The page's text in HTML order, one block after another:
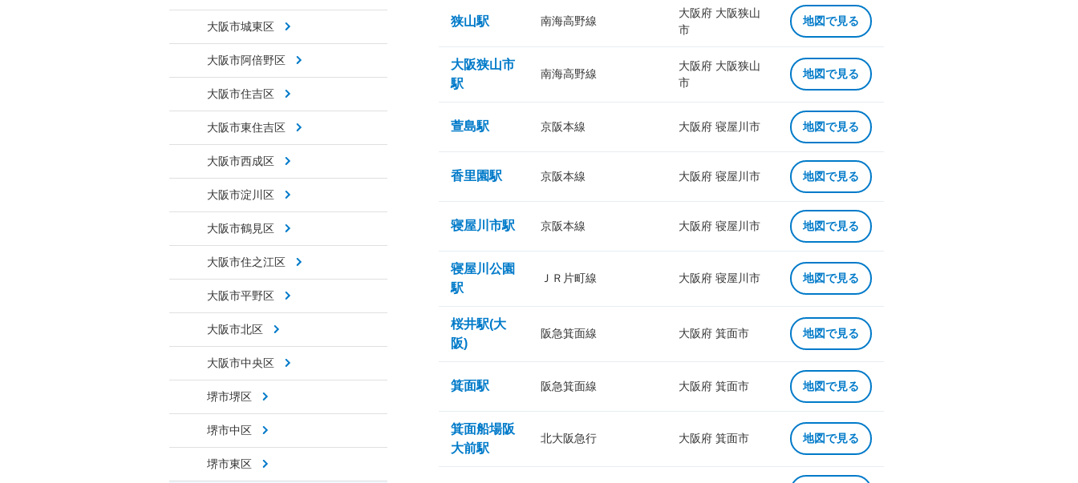
大阪市城東区
大阪市阿倍野区
大阪市住吉区
大阪市東住吉区
大阪市西成区
大阪市淀川区
大阪市鶴見区
大阪市住之江区
大阪市平野区
大阪市北区
大阪市中央区
堺市堺区
堺市中区
堺市東区
狭山駅 南海高野線
大阪府 大阪狭山
市
地図で見る
大阪狭山市
駅
南海高野線
大阪府 大阪狭山
市
地図で見る
萱島駅 京阪本線 大阪府 寝屋川市 地図で見る
香里園駅 京阪本線 大阪府 寝屋川市 地図で見る
寝屋川市駅 京阪本線 大阪府 寝屋川市 地図で見る
寝屋川公園
駅
ＪＲ片町線 大阪府 寝屋川市 地図で見る
桜井駅(大
阪)
阪急箕面線 大阪府 箕面市 地図で見る
箕面駅 阪急箕面線 大阪府 箕面市 地図で見る
箕面船場阪
大前駅
北大阪急行 大阪府 箕面市 地図で見る